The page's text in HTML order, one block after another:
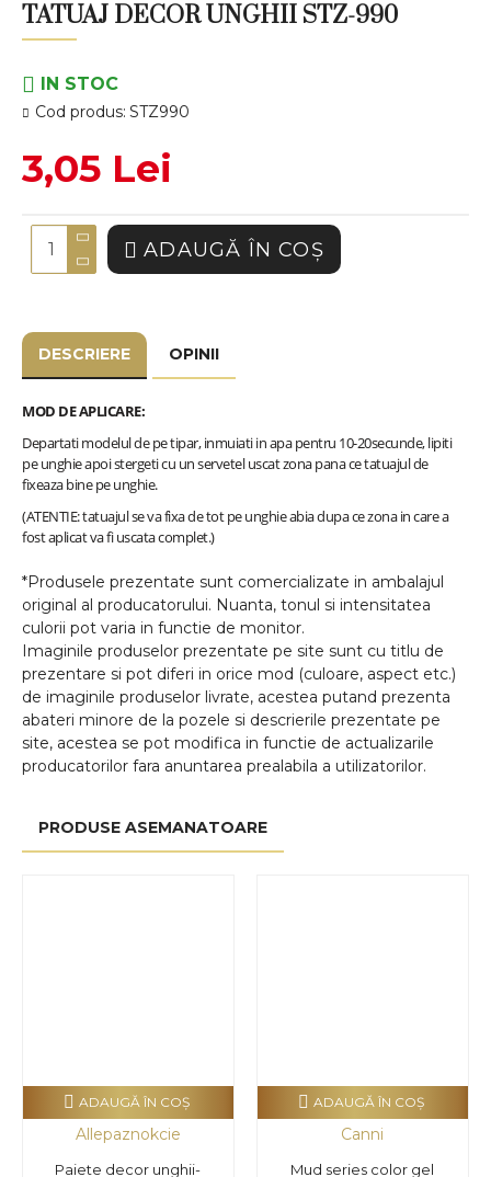
TATUAJ DECOR UNGHII STZ-990
IN STOC
Cod produs: STZ990
3,05 Lei
ADAUGĂ ÎN COŞ
DESCRIERE OPINII
MOD DE APLICARE:
Departati modelul de pe tipar, inmuiati in apa pentru 10-20secunde, lipiti
pe unghie apoi stergeti cu un servetel uscat zona pana ce tatuajul de
fixeaza bine pe unghie.
(ATENTIE: tatuajul se va fixa de tot pe unghie abia dupa ce zona in care a
fost aplicat va fi uscata complet.)
*Produsele prezentate sunt comercializate in ambalajul
original al producatorului. Nuanta, tonul si intensitatea
culorii pot varia in functie de monitor.
Imaginile produselor prezentate pe site sunt cu titlu de
prezentare si pot diferi in orice mod (culoare, aspect etc.)
de imaginile produselor livrate, acestea putand prezenta
abateri minore de la pozele si descrierile prezentate pe
site, acestea se pot modifica in functie de actualizarile
producatorilor fara anuntarea prealabila a utilizatorilor.
PRODUSE ASEMANATOARE
Allepaznokcie
Paiete decor unghii-
ADAUGĂ ÎN COŞ
Canni
Mud series color gel
ADAUGĂ ÎN COŞ